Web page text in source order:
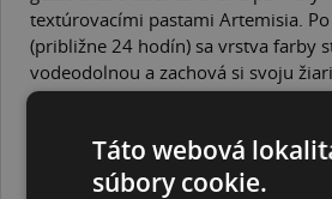
textúrovacími pastami Artemisia.
(približne 24 hodín) sa vrstva farby
vodeodolnou a zachová si svoju
roky. Na vylepšenie a ochranu
Balenie: tuba 40 ml
Artemisia jenová umelecká línia
Táto webová
súbory cookie.